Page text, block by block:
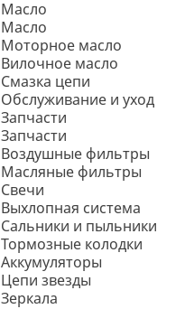
Масло
Масло
Моторное масло
Вилочное масло
Смазка цепи
Обслуживание и уход
Запчасти
Запчасти
Воздушные фильтры
Масляные фильтры
Свечи
Выхлопная система
Сальники и пыльники
Тормозные колодки
Аккумуляторы
Цепи звезды
Зеркала